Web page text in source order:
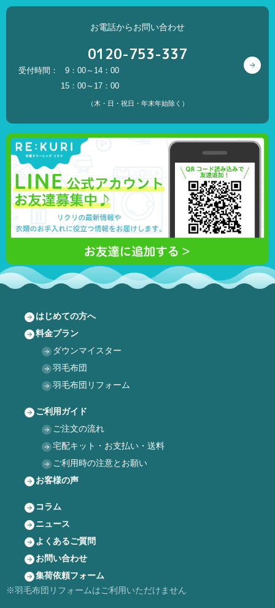
お電話からお問い合わせ
0120-753-337
受付時間：
9：00～14：00
15：00～17：00
（木・日・祝日・年末年始除く）
はじめての方へ
料金プラン
ダウンマイスター
羽毛布団
羽毛布団リフォーム
ご利用ガイド
ご注文の流れ
宅配キット・お支払い・送料
ご利用時の注意とお願い
お客様の声
コラム
ニュース
よくあるご質問
お問い合わせ
集荷依頼フォーム
※羽毛布団リフォームはご利用いただけません